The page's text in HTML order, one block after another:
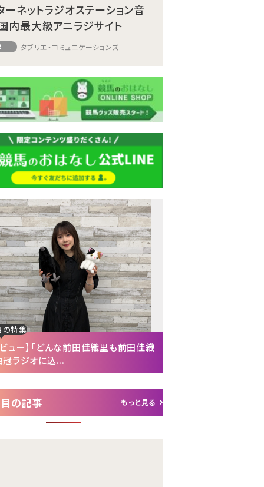
ーネットラジオステーション音
内最大級アニラジサイト
タブリエ・コミュニケーションズ
の特集
ビュー】「どんな前田佳織里も前田佳織
冠ラジオに込...
の記事 もっと見る